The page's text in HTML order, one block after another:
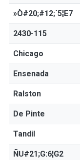
»Ò#20;#12;´5¦E7
2430-115
Chicago
Ensenada
Ralston
De Pinte
Tandil
ÑU#21;G:6¦G2